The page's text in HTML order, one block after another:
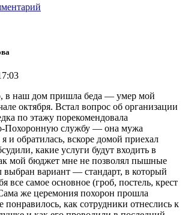
в наш дом пришла беда — умер мой
октября. Встал вопрос об организации
по этажу порекомендовала
Похоронную службу — она мужа
и обратилась, вскоре домой приехал
какие услуги будут входить в
мой бюджет мне не позволял пышные
вариант — стандарт, в который
все самое основное (гроб, постель, крест
же церемония похорон прошла
понравилось, как сотрудники отнеслись к